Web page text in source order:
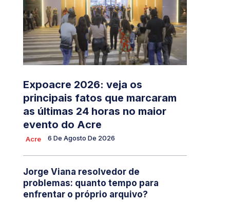
Expoacre 2026: veja os
principais fatos que marcaram
as últimas 24 horas no maior
evento do Acre
Acre 6 De Agosto De 2026
Jorge Viana resolvedor de
problemas: quanto tempo para
enfrentar o próprio arquivo?